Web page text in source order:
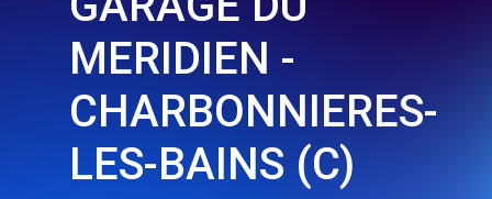
MERIDIEN -
CHARBONNIERES-
LES-BAINS (C)